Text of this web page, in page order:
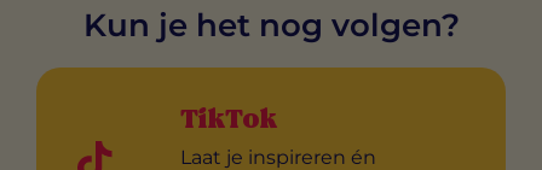
Kun je het nog volgen?
TikTok
Laat je inspireren én